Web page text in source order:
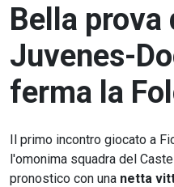
Bella prova
Juvenes-
ferma la
Il primo incontro giocato a
l'omonima squadra del
pronostico con una netta